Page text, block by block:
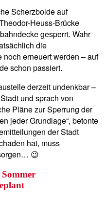
Scherzbolde auf
Heuss-Brücke
gesperrt. Wahr
die
erneuert werden – auf
schon passiert.
derzeit undenkbar –
und sprach von
Pläne zur Sperrung der
jeder Grundlage“, betonte
der Stadt
hat, muss
😉